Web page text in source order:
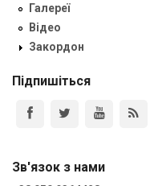
Галереї
Відео
Закордон
Підпишіться
Зв'язок з нами